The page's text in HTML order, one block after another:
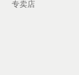
专卖店